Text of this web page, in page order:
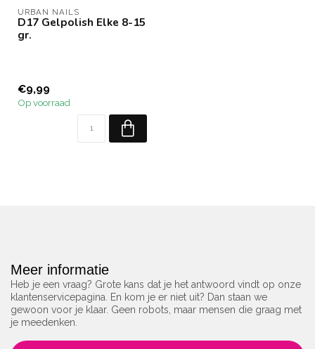
URBAN NAILS
D17 Gelpolish Elke 8-15
gr.
€9,99
Op voorraad
Meer informatie
Heb je een vraag? Grote kans dat je het antwoord vindt op onze
klantenservicepagina. En kom je er niet uit? Dan staan we
gewoon voor je klaar. Geen robots, maar mensen die graag met
je meedenken.